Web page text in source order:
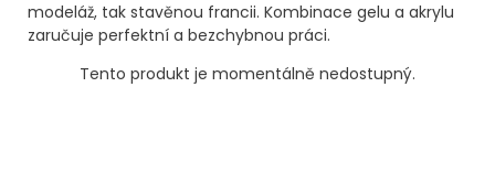
modeláž, tak stavěnou francii. Kombinace gelu a akrylu
zaručuje perfektní a bezchybnou práci.
Tento produkt je momentálně nedostupný.